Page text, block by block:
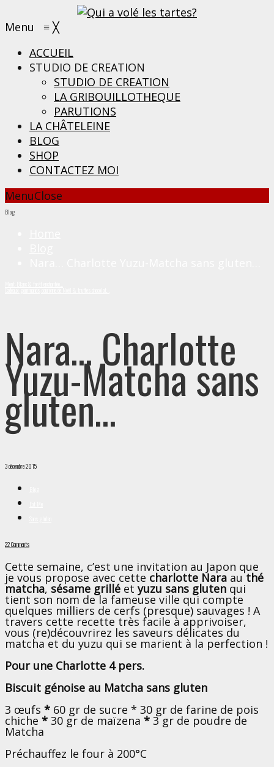
Menu ≡ ╳
ACCUEIL
STUDIO DE CREATION
STUDIO DE CREATION
LA GRIBOUILLOTHEQUE
PARUTIONS
LA CHÂTELEINE
BLOG
SHOP
CONTACTEZ MOI
MenuClose
Blog
Nara… Charlotte
Yuzu-Matcha sans
gluten…
3 décembre 2015
22 Comments
Cette semaine, c’est une invitation au Japon que
je vous propose avec cette charlotte Nara authé
matcha, sésame grillé etyuzu sans gluten qui
tient son nom de la fameuse ville qui compte
quelques milliers de cerfs (presque) sauvages ! A
travers cette recette très facile à apprivoiser,
vous (re)découvrirez les saveurs délicates du
matcha et du yuzu qui se marient à la perfection !
Pour une Charlotte 4 pers.
Biscuit génoise au Matcha sans gluten
3 œufs * 60 gr de sucre * 30 gr de farine de pois
chiche * 30 gr de maïzena * 3 gr de poudre de
Matcha
Préchauffez le four à 200°C